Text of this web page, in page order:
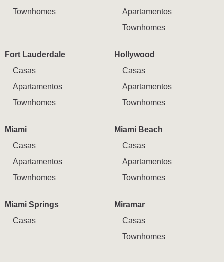
Townhomes
Apartamentos
Townhomes
Fort Lauderdale
Casas
Apartamentos
Townhomes
Hollywood
Casas
Apartamentos
Townhomes
Miami
Casas
Apartamentos
Townhomes
Miami Beach
Casas
Apartamentos
Townhomes
Miami Springs
Casas
Miramar
Casas
Townhomes